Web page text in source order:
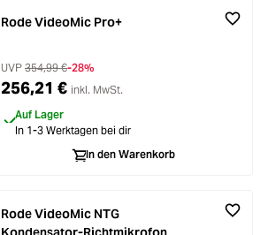
Rode VideoMic Pro+
UVP 354,99 €-28%
256,21 € inkl. MwSt.
Auf Lager
In 1-3 Werktagen bei dir
In den Warenkorb
Rode VideoMic NTG